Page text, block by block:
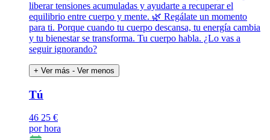
liberar tensiones acumuladas y ayudarte a recuperar el
equilibrio entre cuerpo y mente. 🌿 Regálate un momento
para ti. Porque cuando tu cuerpo descansa, tu energía cambia
y tu bienestar se transforma. Tu cuerpo habla. ¿Lo vas a
seguir ignorando?
+ Ver más - Ver menos
Tú
46 25 €
por hora